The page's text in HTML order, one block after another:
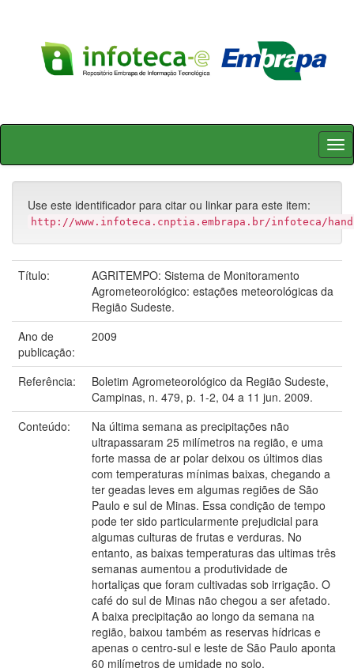
Skip
Use este identificador para citar ou linkar para este item:
http://www.infoteca.cnptia.embrapa.br/infoteca/
Título:
AGRITEMPO: Sistema de Monitoramento
Agrometeorológico: estações meteorológicas da
Região Sudeste.
Ano de
publicação:
2009
Referência:
Boletim Agrometeorológico da Região Sudeste,
Campinas, n. 479, p. 1-2, 04 a 11 jun. 2009.
Conteúdo:
Na última semana as precipitações não
ultrapassaram 25 milímetros na região, e uma
forte massa de ar polar deixou os últimos dias
com temperaturas mínimas baixas, chegando a
ter geadas leves em algumas regiões de São
Paulo e sul de Minas. Essa condição de tempo
pode ter sido particularmente prejudicial para
algumas culturas de frutas e verduras. No
entanto, as baixas temperaturas das ultimas três
semanas aumentou a produtividade de
hortaliças que foram cultivadas sob irrigação. O
café do sul de Minas não chegou a ser afetado.
A baixa precipitação ao longo da semana na
região, baixou também as reservas hídricas e
apenas o centro-sul e leste de São Paulo aponta
60 milímetros de umidade no solo.